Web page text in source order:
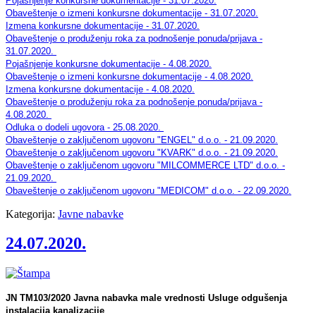
Obaveštenje o izmeni konkursne dokumentacije - 31.07.2020.
Izmena konkursne dokumentacije - 31.07.2020.
Obaveštenje o produženju roka za podnošenje ponuda/prijava -
31.07.2020.
Pojašnjenje konkursne dokumentacije - 4.08.2020.
Obaveštenje o izmeni konkursne dokumentacije - 4.08.2020.
Izmena konkursne dokumentacije - 4.08.2020.
Obaveštenje o produženju roka za podnošenje ponuda/prijava -
4.08.2020.
Odluka o dodeli ugovora - 25.08.2020.
Obaveštenje o zaključenom ugovoru "ENGEL" d.o.o. - 21.09.2020.
Obaveštenje o zaključenom ugovoru "KVARK" d.o.o. - 21.09.2020.
Obaveštenje o zaključenom ugovoru "MILCOMMERCE LTD" d.o.o. -
21.09.2020.
Obaveštenje o zaključenom ugovoru "MEDICOM" d.o.o. - 22.09.2020.
Kategorija: Javne nabavke
24.07.2020.
JN TM103/2020 Javna nabavka male vrednosti Usluge odgušenja
instalacija kanalizacije